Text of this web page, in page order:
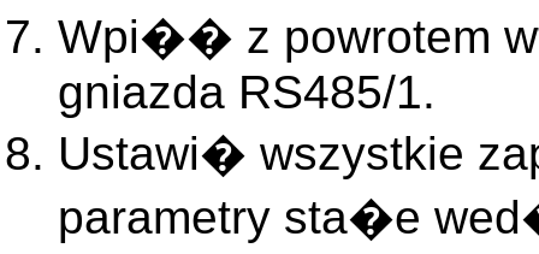
Wpi�� z powrotem
gniazda RS485/1.
Ustawi� wszystkie
parametry sta�e